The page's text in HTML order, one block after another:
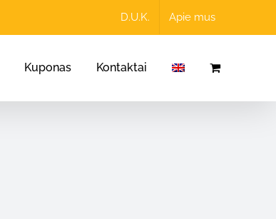
D.U.K. Apie mus
Kuponas Kontaktai